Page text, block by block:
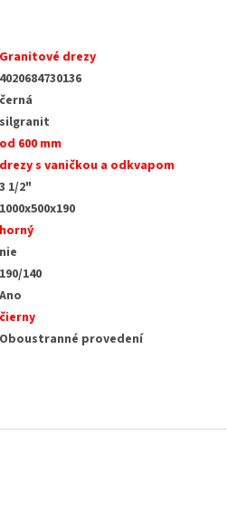
Granitové drezy
4020684730136
černá
silgranit
od 600 mm
drezy s vaničkou a odkvapom
3 1/2"
1000x500x190
horný
nie
190/140
Ano
čierny
Oboustranné provedení